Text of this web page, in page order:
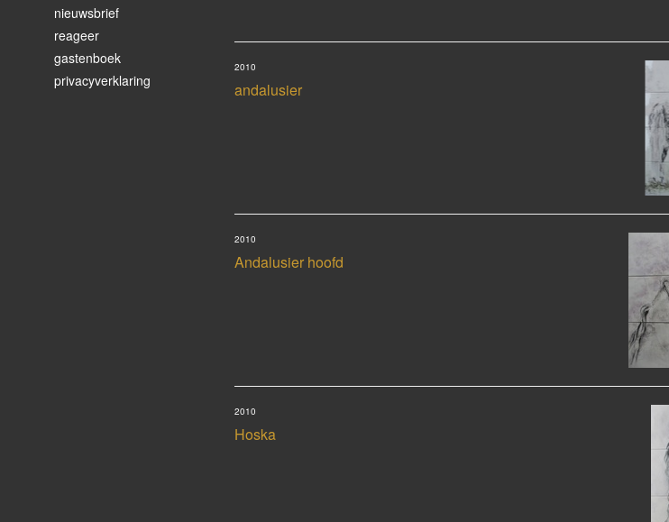
andalusier
2010
Andalusier hoofd
2010
Hoska
2010
nieuwsbrief
reageer
gastenboek
privacyverklaring